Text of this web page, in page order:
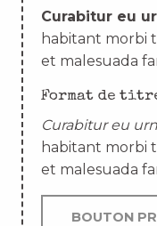
Curabitur eu
habitant morbi
et malesuada
Format de
Curabitur eu
habitant morbi
et malesuada
BOUTON